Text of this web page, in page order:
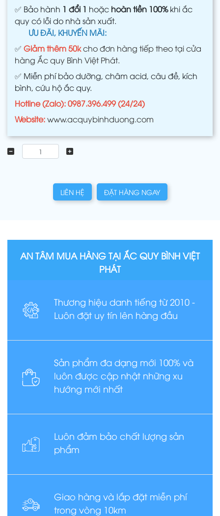
✅ Bảo hành 1 đổi 1 hoặc hoàn tiền 100%khi ắc
quy có lỗi do nhà sản xuất.
ƯU ĐÃI, KHUYẾN MÃI:
✅ Giảm thêm 50kcho đơn hàng tiếp theo tại cửa
hàng Ắc quy Bình Việt Phát.
✅ Miễn phí bảo dưỡng, châm acid, câu đề, kích
bình, cứu hộ ắc quy.
Hotline (Zalo): 0987.396.499 (24/24)
Website:www.acquybinhduong.com
LIÊN HỆ ĐẶT HÀNG NGAY
AN TÂM MUA HÀNG TẠI ẮC QUY BÌNH VIỆT
PHÁT
Thương hiệu danh tiếng từ 2010 -
Luôn đặt uy tín lên hàng đầu
Sản phẩm đa dạng mới 100% và
luôn được cập nhật những xu
hướng mới nhất
Luôn đảm bảo chất lượng sản
phẩm
Giao hàng và lắp đặt miễn phí
trong vòng 10km